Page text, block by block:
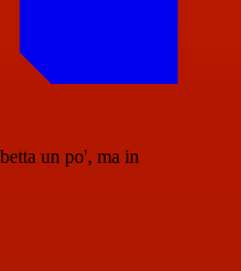
un po', ma in